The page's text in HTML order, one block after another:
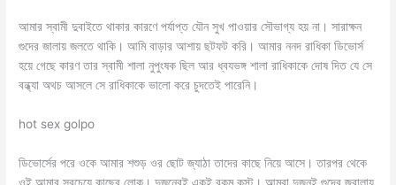
আমার স্বামী দুবাইতে থাকার কারণে পর্যাপ্ত যৌন সুখ পাওয়ার সৌভাগ্য হয় না। সারাক্ষন
গুদের জালায় জলতে থাকি। আমি বাড়ার আশায় ছটফট করি। আমার ননদ রাধিকা ডিভোর্স
হয়ে গেছে কারণ তার স্বামী শালা নুপুংষক ছিল আর ধ্বযভঙ্গ শালা রাধিকাকে দোষ দিত যে সে
বন্ধ্যা অথচ আসলে সে রাধিকাকে ভালো করে চুদতেই পারেনি।
hot sex golpo
ডিভোর্সের পরে ওকে আমার শশুড় ওর ছোট জ্যাঠা তাদের কাছে নিয়ে আসে। তারপর থেকে
ওই আমার সবচেয়ে কাছের লোক। দুজনেরই একই রকম কস্ট। আমরা দুজনই গুদের জ্বালায়